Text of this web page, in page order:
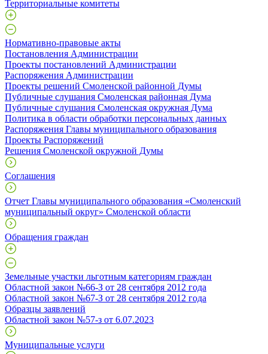
Территориальные комитеты
Нормативно-правовые акты
Постановления Администрации
Проекты постановлений Администрации
Распоряжения Администрации
Проекты решений Смоленской районной Думы
Публичные слушания Смоленская районная Дума
Публичные слушания Смоленская окружная Дума
Политика в области обработки персональных данных
Распоряжения Главы муниципального образования
Проекты Распоряжений
Решения Смоленской окружной Думы
Соглашения
Отчет Главы муниципального образования «Смоленский
муниципальный округ» Смоленской области
Обращения граждан
Земельные участки льготным категориям граждан
Областной закон №66-З от 28 сентября 2012 года
Областной закон №67-З от 28 сентября 2012 года
Образцы заявлений
Областной закон №57-з от 6.07.2023
Муниципальные услуги